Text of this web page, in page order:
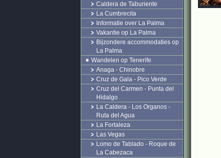
Caldera de Taburiente
La Cumbrecita
Informatie over La Palma
Vakantie op La Palma
Bijzondere accommodaties op
La Palma
Wandelen op Tenerife
Anaga - Chinobre
Cruz de Gala - Pico Verde
Cruz del Carmen - Punta del
Hidalgo
La Caldera - Los Organos -
Ruta del Agua
La Fortaleza
Las Vegas
Lomo de Tablado - Roque de
La Cabezaca